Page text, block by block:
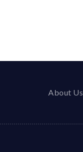
About Us